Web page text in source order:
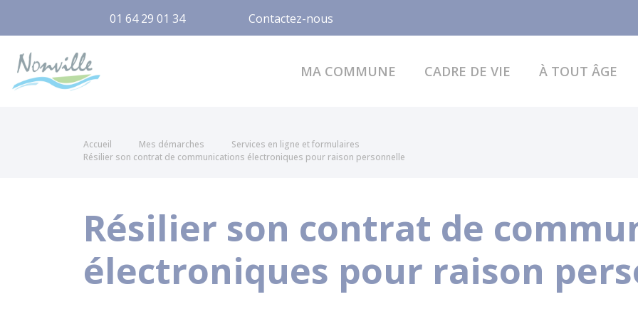
01 64 29 01 34 Contactez-nous
MA COMMUNE CADRE DE VIE À TOUT ÂGE
Accueil Mes démarches
Services en ligne et formulaires
Résilier son contrat de communications électroniques pour raison personnelle
Résilier son contrat de
électroniques pour raison